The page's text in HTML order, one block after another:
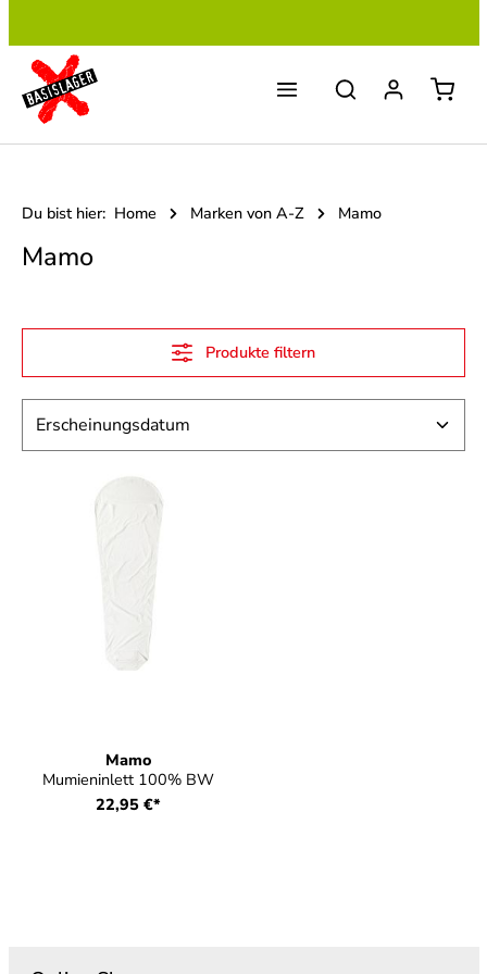
Du bist hier: Home Marken von A-Z Mamo
Mamo
Produkte filtern
Mamo
Mumieninlett 100% BW
22,95 €*